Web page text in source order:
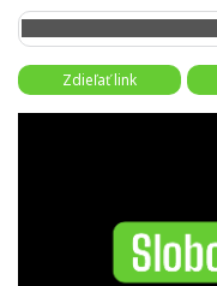
Zdieľať link